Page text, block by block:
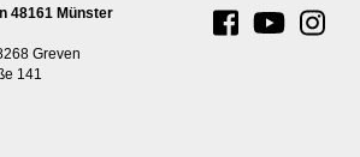
48161 Münster
Greven
141